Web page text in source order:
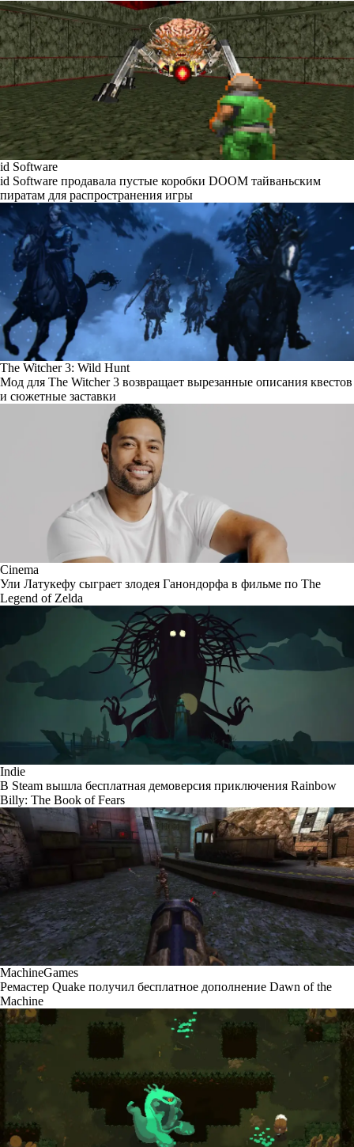
id Software
id Software продавала пустые коробки DOOM тайваньским
пиратам для распространения игры
The Witcher 3: Wild Hunt
Мод для The Witcher 3 возвращает вырезанные описания квестов
и сюжетные заставки
Cinema
Ули Латукефу сыграет злодея Ганондорфа в фильме по The
Legend of Zelda
Indie
В Steam вышла бесплатная демоверсия приключения Rainbow
Billy: The Book of Fears
MachineGames
Ремастер Quake получил бесплатное дополнение Dawn of the
Machine